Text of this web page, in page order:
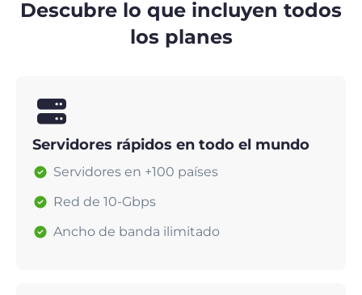
Descubre lo que incluyen todos
los planes
Servidores rápidos en todo el mundo
Servidores en +100 países
Red de 10-Gbps
Ancho de banda ilimitado